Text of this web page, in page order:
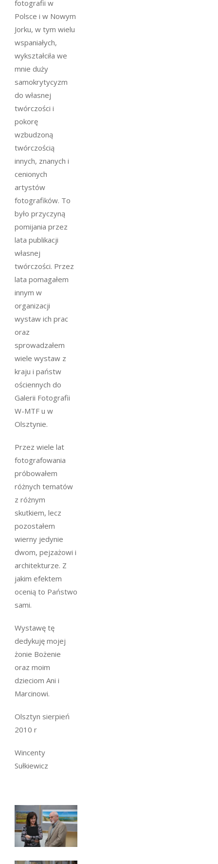
fotografii w
Polsce i w Nowym
Jorku, w tym wielu
wspaniałych,
wykształciła we
mnie duży
samokrytycyzm
do własnej
twórczości i
pokorę
wzbudzoną
twórczością
innych, znanych i
cenionych
artystów
fotografików. To
było przyczyną
pomijania przez
lata publikacji
własnej
twórczości. Przez
lata pomagałem
innym w
organizacji
wystaw ich prac
oraz
sprowadzałem
wiele wystaw z
kraju i państw
ościennych do
Galerii Fotografii
W-MTF u w
Olsztynie.
Przez wiele lat
fotografowania
próbowałem
różnych tematów
z różnym
skutkiem, lecz
pozostałem
wierny jedynie
dwom, pejzażowi i
architekturze. Z
jakim efektem
ocenią to Państwo
sami.
Wystawę tę
dedykuję mojej
żonie Bożenie
oraz moim
dzieciom Ani i
Marcinowi.
Olsztyn sierpień
2010 r
Wincenty
Sułkiewicz